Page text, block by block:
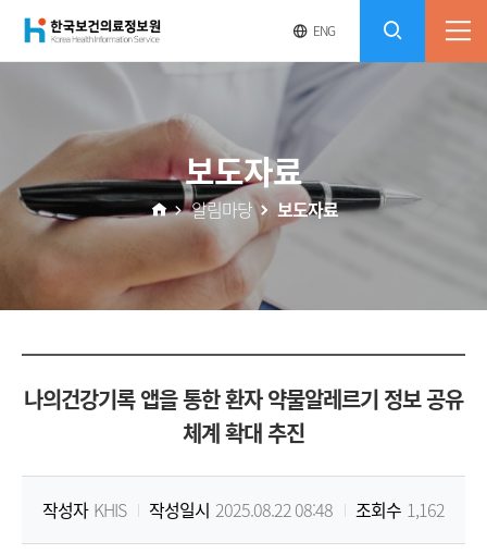
(재)
보
건
의
료
정
보
ENG영
사
기
전
기
전
체
보도자료
알림마당 보도자료
나의건강기록 앱을 통한 환자 약물알레르기 정보 공유
체계 확대 추진
작성자 KHIS 작성일시 2025.08.22 08:48 조회수 1,162